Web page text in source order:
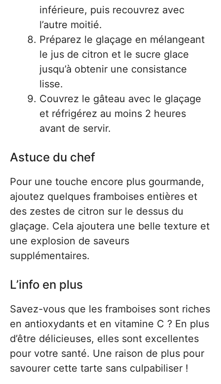
inférieure, puis recouvrez avec
l’autre moitié.
Préparez le glaçage en mélangeant
le jus de citron et le sucre glace
jusqu’à obtenir une consistance
lisse.
Couvrez le gâteau avec le glaçage
et réfrigérez au moins 2 heures
avant de servir.
Astuce du chef
Pour une touche encore plus gourmande,
ajoutez quelques framboises entières et
des zestes de citron sur le dessus du
glaçage. Cela ajoutera une belle texture et
une explosion de saveurs
supplémentaires.
L’info en plus
Savez-vous que les framboises sont riches
en antioxydants et en vitamine C ? En plus
d’être délicieuses, elles sont excellentes
pour votre santé. Une raison de plus pour
savourer cette tarte sans culpabiliser !